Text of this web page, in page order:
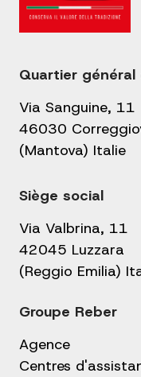
Quartier
Via Sanguine, 11
46030
(Mantova) Italie
Siège social
Via Valbrina, 11
42045 Luzzara
(Reggio Emilia)
Groupe Reber
Agence
Centres